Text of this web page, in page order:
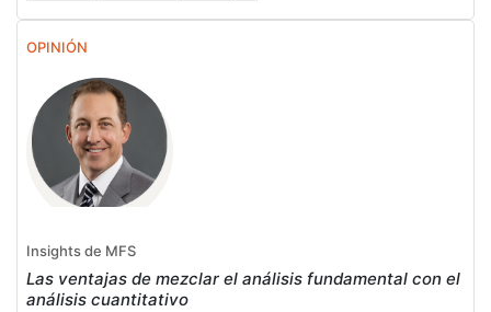
OPINIÓN
Insights de MFS
Las ventajas de mezclar el análisis fundamental con el
análisis cuantitativo